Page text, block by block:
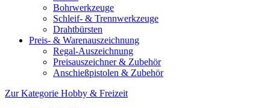
Bohrwerkzeuge
Schleif- & Trennwerkzeuge
Drahtbürsten
Preis- & Warenauszeichnung
Regal-Auszeichnung
Preisauszeichner & Zubehör
Anschießpistolen & Zubehör
Zur Kategorie Hobby & Freizeit